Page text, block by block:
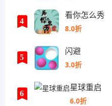
4
看你怎么秀
8.0折
5
闪避
3.0折
6
星球重启
6.0折